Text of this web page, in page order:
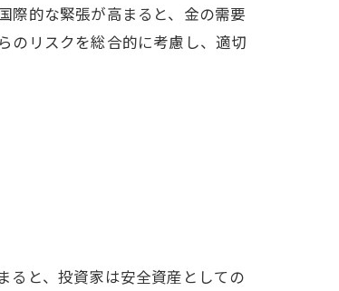
際的な緊張が高まると、金の需要
のリスクを総合的に考慮し、適切
ると、投資家は安全資産としての